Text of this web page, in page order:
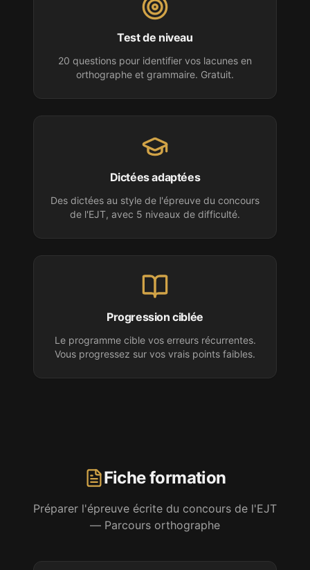
Test de niveau
20 questions pour identifier vos lacunes en
orthographe et grammaire. Gratuit.
Dictées adaptées
Des dictées au style de l'épreuve du concours
de l'EJT, avec 5 niveaux de difficulté.
Progression ciblée
Le programme cible vos erreurs récurrentes.
Vous progressez sur vos vrais points faibles.
Fiche formation
Préparer l'épreuve écrite du concours de l'EJT
— Parcours orthographe